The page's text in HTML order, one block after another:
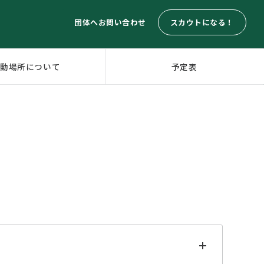
団体へお問い合わせ スカウトになる！
場所について 予定表